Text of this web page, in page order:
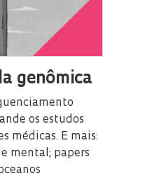
genômica
os estudos
médicas. E mais:
mental; papers